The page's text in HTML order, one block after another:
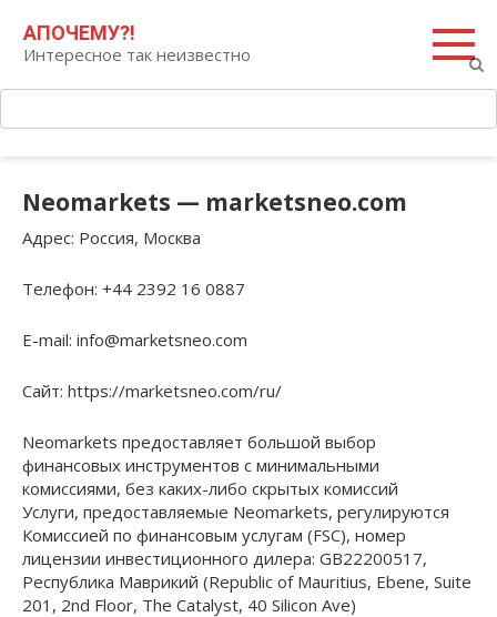
контенту
АПОЧЕМУ?!
Интересное так неизвестно
Neomarkets — marketsneo.com
Адрес: Россия, Москва
Телефон: +44 2392 16 0887
E-mail: info@marketsneo.com
Сайт: https://marketsneo.com/ru/
Neomarkets предоставляет большой выбор
финансовых инструментов с минимальными
комиссиями, без каких-либо скрытых комиссий
Услуги, предоставляемые Neomarkets, регулируются
Комиссией по финансовым услугам (FSC), номер
лицензии инвестиционного дилера: GB22200517,
Республика Маврикий (Republic of Mauritius, Ebene, Suite
201, 2nd Floor, The Catalyst, 40 Silicon Ave)